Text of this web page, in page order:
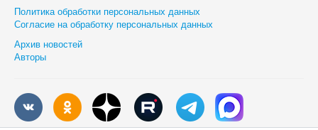
Политика обработки персональных данных
Согласие на обработку персональных данных
Архив новостей
Авторы